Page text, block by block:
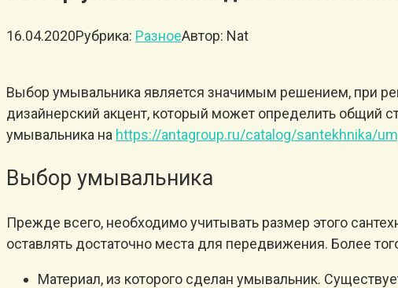
16.04.2020Рубрика: РазноеАвтор: Nat
Выбор умывальника является значимым решением, при
дизайнерский акцент, который может определить общий
умывальника на https://antagroup.ru/catalog/santekhnika/
Выбор умывальника
Прежде всего, необходимо учитывать размер этого
оставлять достаточно места для передвижения. Более
Материал, из которого сделан умывальник.